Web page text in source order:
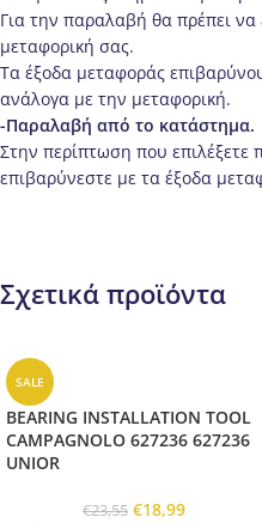
Για την παραλαβή θα πρέπει να
μεταφορική σας.
Τα έξοδα μεταφοράς
ανάλογα με την μεταφορική.
-Παραλαβή από το κατάστημα.
Στην περίπτωση που
επιβαρύνεστε με τα έξοδα
Σχετικά προϊόντα
SALE
BEARING INSTALLATION TOOL
CAMPAGNOLO 627236 627236
UNIOR
€23,55 €18,99